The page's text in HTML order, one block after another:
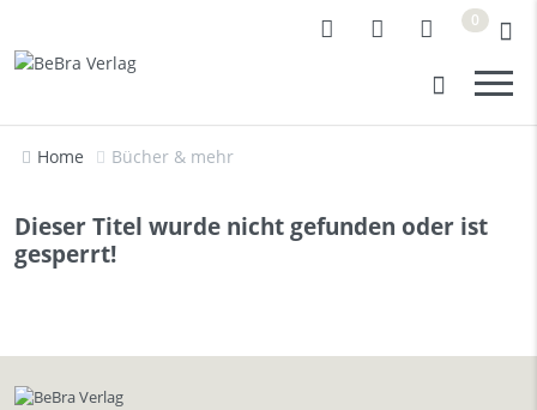
0
Home Bücher & mehr
Dieser Titel wurde nicht gefunden oder ist
gesperrt!